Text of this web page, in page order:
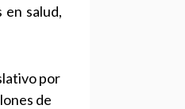
en salud,
por
de